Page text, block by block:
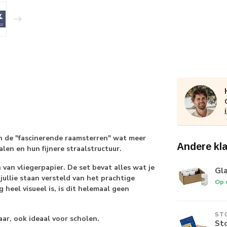
de "fascinerende raamsterren" wat meer
en hun fijnere straalstructuur.
vliegerpapier. De set bevat alles wat je
staan versteld van het prachtige
visueel is, is dit helemaal geen
ook ideaal voor scholen.
Andere
Op